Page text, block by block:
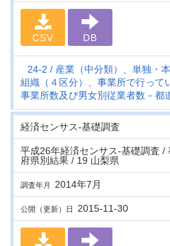
CSV DB
24-2
産業（中分類）、単独・
組織（４区分）、事業所で行って
事業所数及び男女別従業者数－都
経済センサス‐基礎調査
平成26年経済センサス‐基礎調査
府県別結果 / 19 山梨県
調査年月 2014年7月
公開（更新）日 2015-11-30